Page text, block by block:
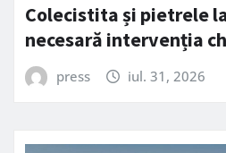
Colecistita și pietrele
necesară intervenția
press iul. 31, 2026